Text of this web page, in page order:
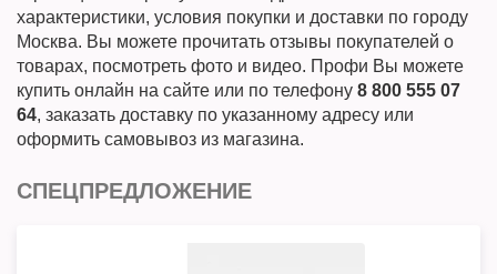
характеристики, условия покупки и доставки по городу
Москва. Вы можете прочитать отзывы покупателей о
товарах, посмотреть фото и видео. Профи Вы можете
купить онлайн на сайте или по телефону 8 800 555 07
64, заказать доставку по указанному адресу или
оформить самовывоз из магазина.
СПЕЦПРЕДЛОЖЕНИЕ